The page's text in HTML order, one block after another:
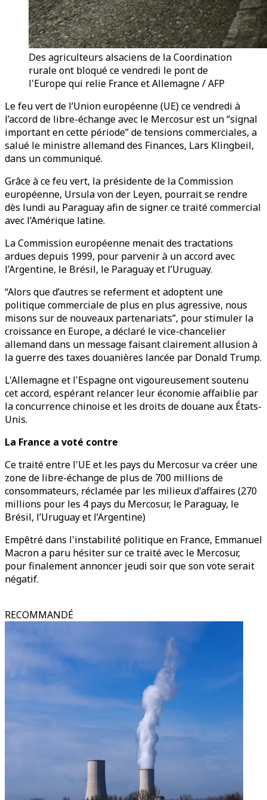
Des agriculteurs alsaciens de la Coordination
rurale ont bloqué ce vendredi le pont de
l'Europe qui relie France et Allemagne / AFP
Le feu vert de l’Union européenne (UE) ce vendredi à
l’accord de libre-échange avec le Mercosur est un “signal
important en cette période” de tensions commerciales, a
salué le ministre allemand des Finances, Lars Klingbeil,
dans un communiqué.
Grâce à ce feu vert, la présidente de la Commission
européenne, Ursula von der Leyen, pourrait se rendre
dès lundi au Paraguay afin de signer ce traité commercial
avec l’Amérique latine.
La Commission européenne menait des tractations
ardues depuis 1999, pour parvenir à un accord avec
l’Argentine, le Brésil, le Paraguay et l’Uruguay.
“Alors que d’autres se referment et adoptent une
politique commerciale de plus en plus agressive, nous
misons sur de nouveaux partenariats”, pour stimuler la
croissance en Europe, a déclaré le vice-chancelier
allemand dans un message faisant clairement allusion à
la guerre des taxes douanières lancée par Donald Trump.
L'Allemagne et l'Espagne ont vigoureusement soutenu
cet accord, espérant relancer leur économie affaiblie par
la concurrence chinoise et les droits de douane aux États-
Unis.
La France a voté contre
Ce traité entre l'UE et les pays du Mercosur va créer une
zone de libre-échange de plus de 700 millions de
consommateurs, réclamée par les milieux d'affaires (270
millions pour les 4 pays du Mercosur, le Paraguay, le
Brésil, l’Uruguay et l’Argentine)
Empêtré dans l'instabilité politique en France, Emmanuel
Macron a paru hésiter sur ce traité avec le Mercosur,
pour finalement annoncer jeudi soir que son vote serait
négatif.
RECOMMANDÉ